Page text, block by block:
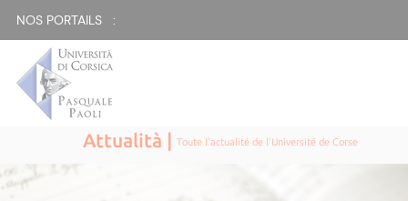
NOS PORTAILS :
Attualità |Toute l'actualité de l'Université de Corse